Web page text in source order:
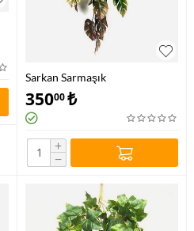
Sarkan Sarmaşık
35000₺
+
−